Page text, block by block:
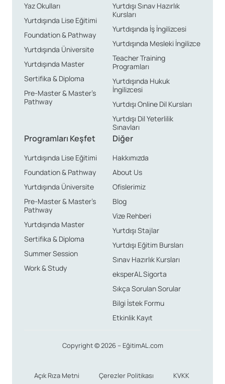
Yaz Okulları
Yurtdışında Lise Eğitimi
Foundation & Pathway
Yurtdışında Üniversite
Yurtdışında Master
Sertifika & Diploma
Pre-Master & Master’s
Pathway
Yurtdışı Sınav Hazırlık
Kursları
Yurtdışında İş İngilizcesi
Yurtdışında Mesleki İngilizce
Teacher Training
Programları
Yurtdışında Hukuk
İngilizcesi
Yurtdışı Online Dil Kursları
Yurtdışı Dil Yeterlilik
Sınavları
Programları Keşfet
Yurtdışında Lise Eğitimi
Foundation & Pathway
Yurtdışında Üniversite
Pre-Master & Master’s
Pathway
Yurtdışında Master
Sertifika & Diploma
Summer Session
Work & Study
Diğer
Hakkımızda
About Us
Ofislerimiz
Blog
Vize Rehberi
Yurtdışı Stajlar
Yurtdışı Eğitim Bursları
Sınav Hazırlık Kursları
eksperAL Sigorta
Sıkça Sorulan Sorular
Bilgi İstek Formu
Etkinlik Kayıt
Copyright © 2026 – EğitimAL.com
Açık Rıza Metni Çerezler Politikası KVKK